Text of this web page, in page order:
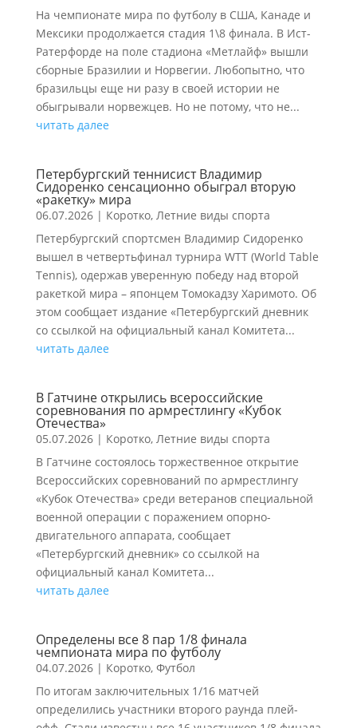
На чемпионате мира по футболу в США, Канаде и
Мексики продолжается стадия 1\8 финала. В Ист-
Ратерфорде на поле стадиона «Метлайф» вышли
сборные Бразилии и Норвегии. Любопытно, что
бразильцы еще ни разу в своей истории не
обыгрывали норвежцев. Но не потому, что не...
читать далее
Петербургский теннисист Владимир
Сидоренко сенсационно обыграл вторую
«ракетку» мира
06.07.2026| Коротко, Летние виды спорта
Петербургский спортсмен Владимир Сидоренко
вышел в четвертьфинал турнира WTT (World Table
Tennis), одержав уверенную победу над второй
ракеткой мира – японцем Томокадзу Харимото. Об
этом сообщает издание «Петербургский дневник
со ссылкой на официальный канал Комитета...
читать далее
В Гатчине открылись всероссийские
соревнования по армрестлингу «Кубок
Отечества»
05.07.2026| Коротко, Летние виды спорта
В Гатчине состоялось торжественное открытие
Всероссийских соревнований по армрестлингу
«Кубок Отечества» среди ветеранов специальной
военной операции с поражением опорно-
двигательного аппарата, сообщает
«Петербургский дневник» со ссылкой на
официальный канал Комитета...
читать далее
Определены все 8 пар 1/8 финала
чемпионата мира по футболу
04.07.2026| Коротко, Футбол
По итогам заключительных 1/16 матчей
определились участники второго раунда плей-